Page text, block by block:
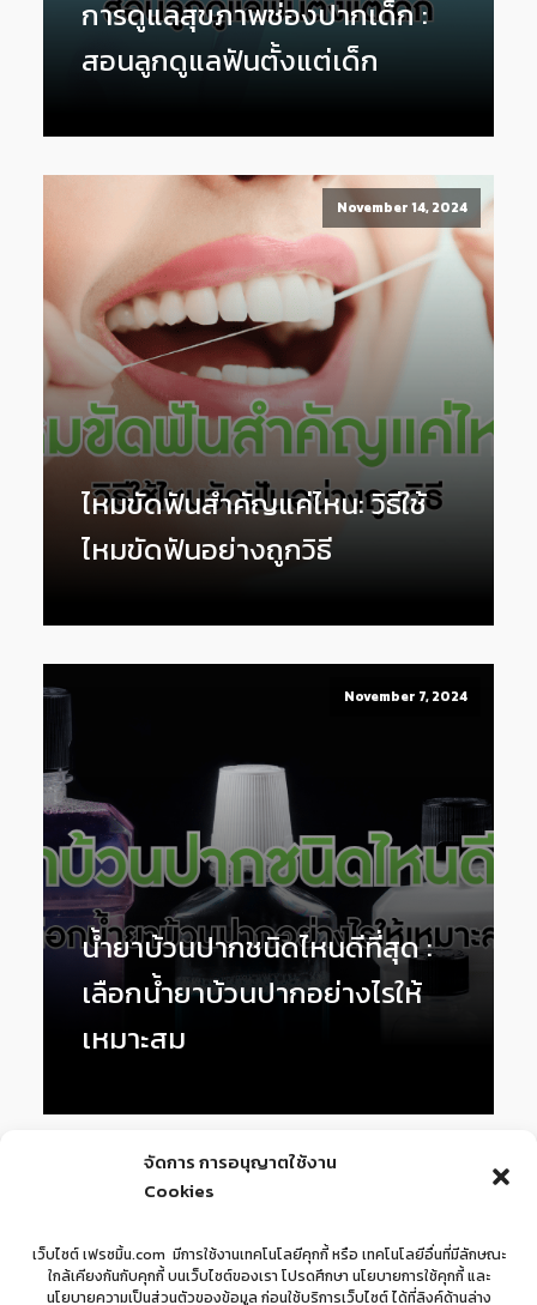
จัดการ การอนุญาตใช้งาน
Cookies
เว็บไซต์ เฟรซมิ้น.com มีการใช้งานเทคโนโลยีคุกกี้ หรือ เทคโนโลยีอื่นที่มีลักษณะ
ใกล้เคียงกันกับคุกกี้ บนเว็บไซต์ของเรา โปรดศึกษา นโยบายการใช้คุกกี้ และ
นโยบายความเป็นส่วนตัวของข้อมูล ก่อนใช้บริการเว็บไซต์ ได้ที่ลิงค์ด้านล่าง
การดูแลสุขภาพช่องปากเด็ก :
สอนลูกดูแลฟันตั้งแต่เด็ก
November 14, 2024
ไหมขัดฟันสำคัญแค่ไหน: วิธีใช้
ไหมขัดฟันอย่างถูกวิธี
November 7, 2024
น้ำยาบ้วนปากชนิดไหนดีที่สุด :
เลือกน้ำยาบ้วนปากอย่างไรให้
เหมาะสม
Next »